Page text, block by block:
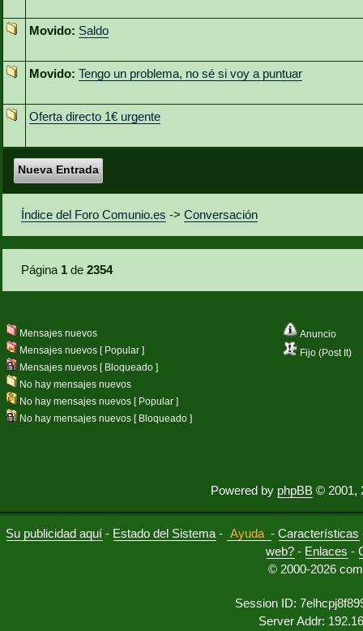
Movido: Saldo
Movido: Tengo un problema, no sé si voy a puntuar
Oferta directo 1€ urgente
Nueva Entrada
Índice del Foro Comunio.es ->Conversación
Página 1 de2354
Anuncio
Fijo (Post It)
Mensajes nuevos
Mensajes nuevos [ Popular ]
Mensajes nuevos [ Bloqueado ]
No hay mensajes nuevos
No hay mensajes nuevos [ Popular ]
No hay mensajes nuevos [ Bloqueado ]
Powered by phpBB © 2001,
Su publicidad aquí - Estado del Sistema - Ayuda -Características
web? - Enlaces -
© 2000-2026
Session ID:
Server Addr: